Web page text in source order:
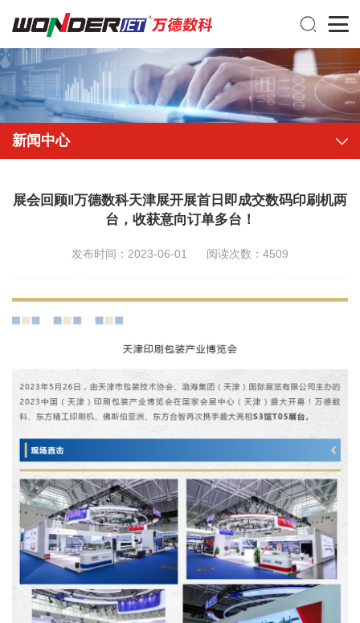
新闻中心
展会回顾‖万德数科天津展开展首日即成交数码印刷机两
台，收获意向订单多台！
发布时间：2023-06-01 阅读次数：4509